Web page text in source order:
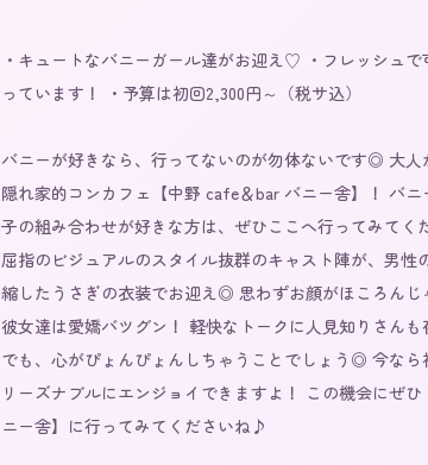
・キュートなバニーガール達がお迎え♡ ・フレッシュ
っています！ ・予算は初回2,300円～（税サ込）
バニーが好きなら、行ってないのが勿体ないです◎ 大人
隠れ家的コンカフェ【中野 cafe＆bar バニー舎】！ バ
子の組み合わせが好きな方は、ぜひここへ行ってみて
屈指のビジュアルのスタイル抜群のキャスト陣が、男性
縮したうさぎの衣装でお迎え◎ 思わずお顔がほころん
彼女達は愛嬌バツグン！ 軽快なトークに人見知りさん
でも、心がぴょんぴょんしちゃうことでしょう◎ 今なら
リーズナブルにエンジョイできますよ！ この機会にぜ
ニー舎】に行ってみてくださいね♪